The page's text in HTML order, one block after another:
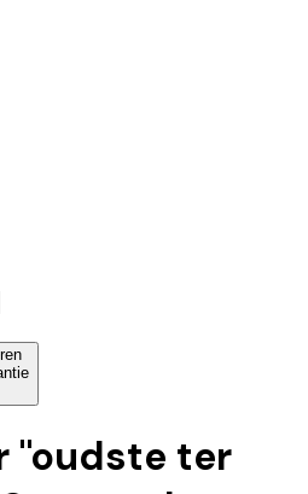
"oudste ter